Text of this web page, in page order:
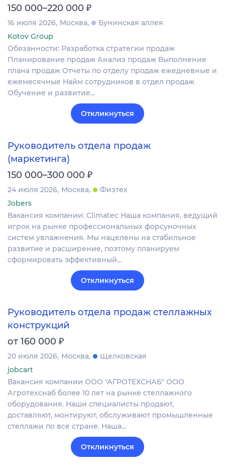
150 000–220 000 ₽
16 июля 2026 Москва
Бунинская аллея
Kotov Group
Обязанности: Разработка стратегии продаж
Планирование продаж Анализ продаж Выполнение
плана продаж Отчеты по отделу продаж ежедневные и
ежемесячные Найм сотрудников в отдел продаж
Обучение и развитие…
Откликнуться
Руководитель отдела продаж
(маркетинга)
150 000–300 000 ₽
24 июля 2026 Москва
Физтех
Jobers
Вакансия компании: Climatec Наша компания, ведущий
игрок на рынке профессиональных форсуночных
систем увлажнения. Мы нацелены на стабильное
развитие и расширение, поэтому планируем
сформировать эффективный…
Откликнуться
Руководитель отдела продаж стеллажных
конструкций
от 160 000 ₽
20 июля 2026 Москва
Щелковская
jobcart
Вакансия компании ООО "АГРОТЕХСНАБ" ООО
Агротехснаб более 10 лет на рынке стеллажного
оборудования. Наши специалисты продают,
доставляют, монтируют, обслуживают промышленные
стеллажи по все стране. Наша…
Откликнуться